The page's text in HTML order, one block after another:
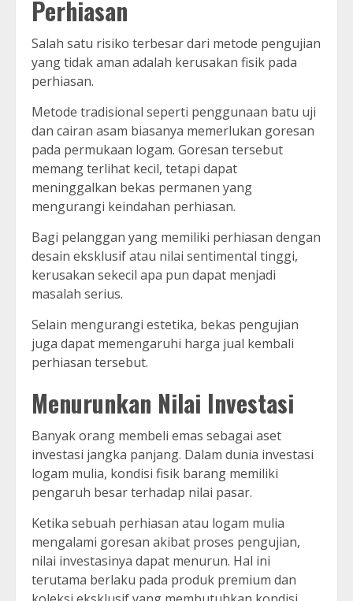
Perhiasan
Salah satu risiko terbesar dari metode pengujian
yang tidak aman adalah kerusakan fisik pada
perhiasan.
Metode tradisional seperti penggunaan batu uji
dan cairan asam biasanya memerlukan goresan
pada permukaan logam. Goresan tersebut
memang terlihat kecil, tetapi dapat
meninggalkan bekas permanen yang
mengurangi keindahan perhiasan.
Bagi pelanggan yang memiliki perhiasan dengan
desain eksklusif atau nilai sentimental tinggi,
kerusakan sekecil apa pun dapat menjadi
masalah serius.
Selain mengurangi estetika, bekas pengujian
juga dapat memengaruhi harga jual kembali
perhiasan tersebut.
Menurunkan Nilai Investasi
Banyak orang membeli emas sebagai aset
investasi jangka panjang. Dalam dunia investasi
logam mulia, kondisi fisik barang memiliki
pengaruh besar terhadap nilai pasar.
Ketika sebuah perhiasan atau logam mulia
mengalami goresan akibat proses pengujian,
nilai investasinya dapat menurun. Hal ini
terutama berlaku pada produk premium dan